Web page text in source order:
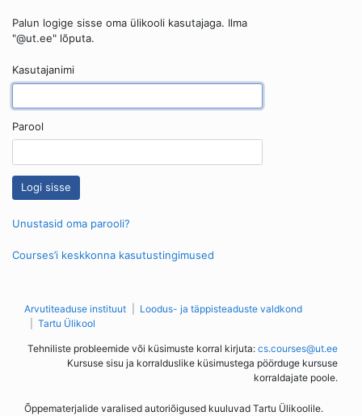
Palun logige sisse oma ülikooli kasutajaga. Ilma
"@ut.ee" lõputa.
Kasutajanimi
Parool
Unustasid oma parooli?
Courses’i keskkonna kasutustingimused
Arvutiteaduse instituut
Loodus- ja täppisteaduste valdkond
Tartu Ülikool
Tehniliste probleemide või küsimuste korral kirjuta: cs.courses@ut.ee
Kursuse sisu ja korralduslike küsimustega pöörduge kursuse
korraldajate poole.
Õppematerjalide varalised autoriõigused kuuluvad Tartu Ülikoolile.